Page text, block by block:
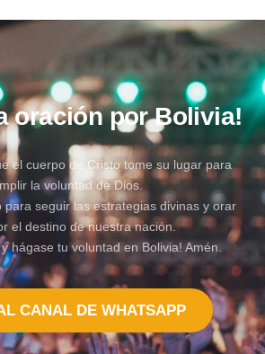
oración por Bolivia!
el cuerpo de Cristo tome su lugar para
la voluntad de Dios.
para seguir las estrategias divinas y orar
el destino de nuestra nación.
hágase tu voluntad en Bolivia! Amén.
CANAL DE WHATSAPP